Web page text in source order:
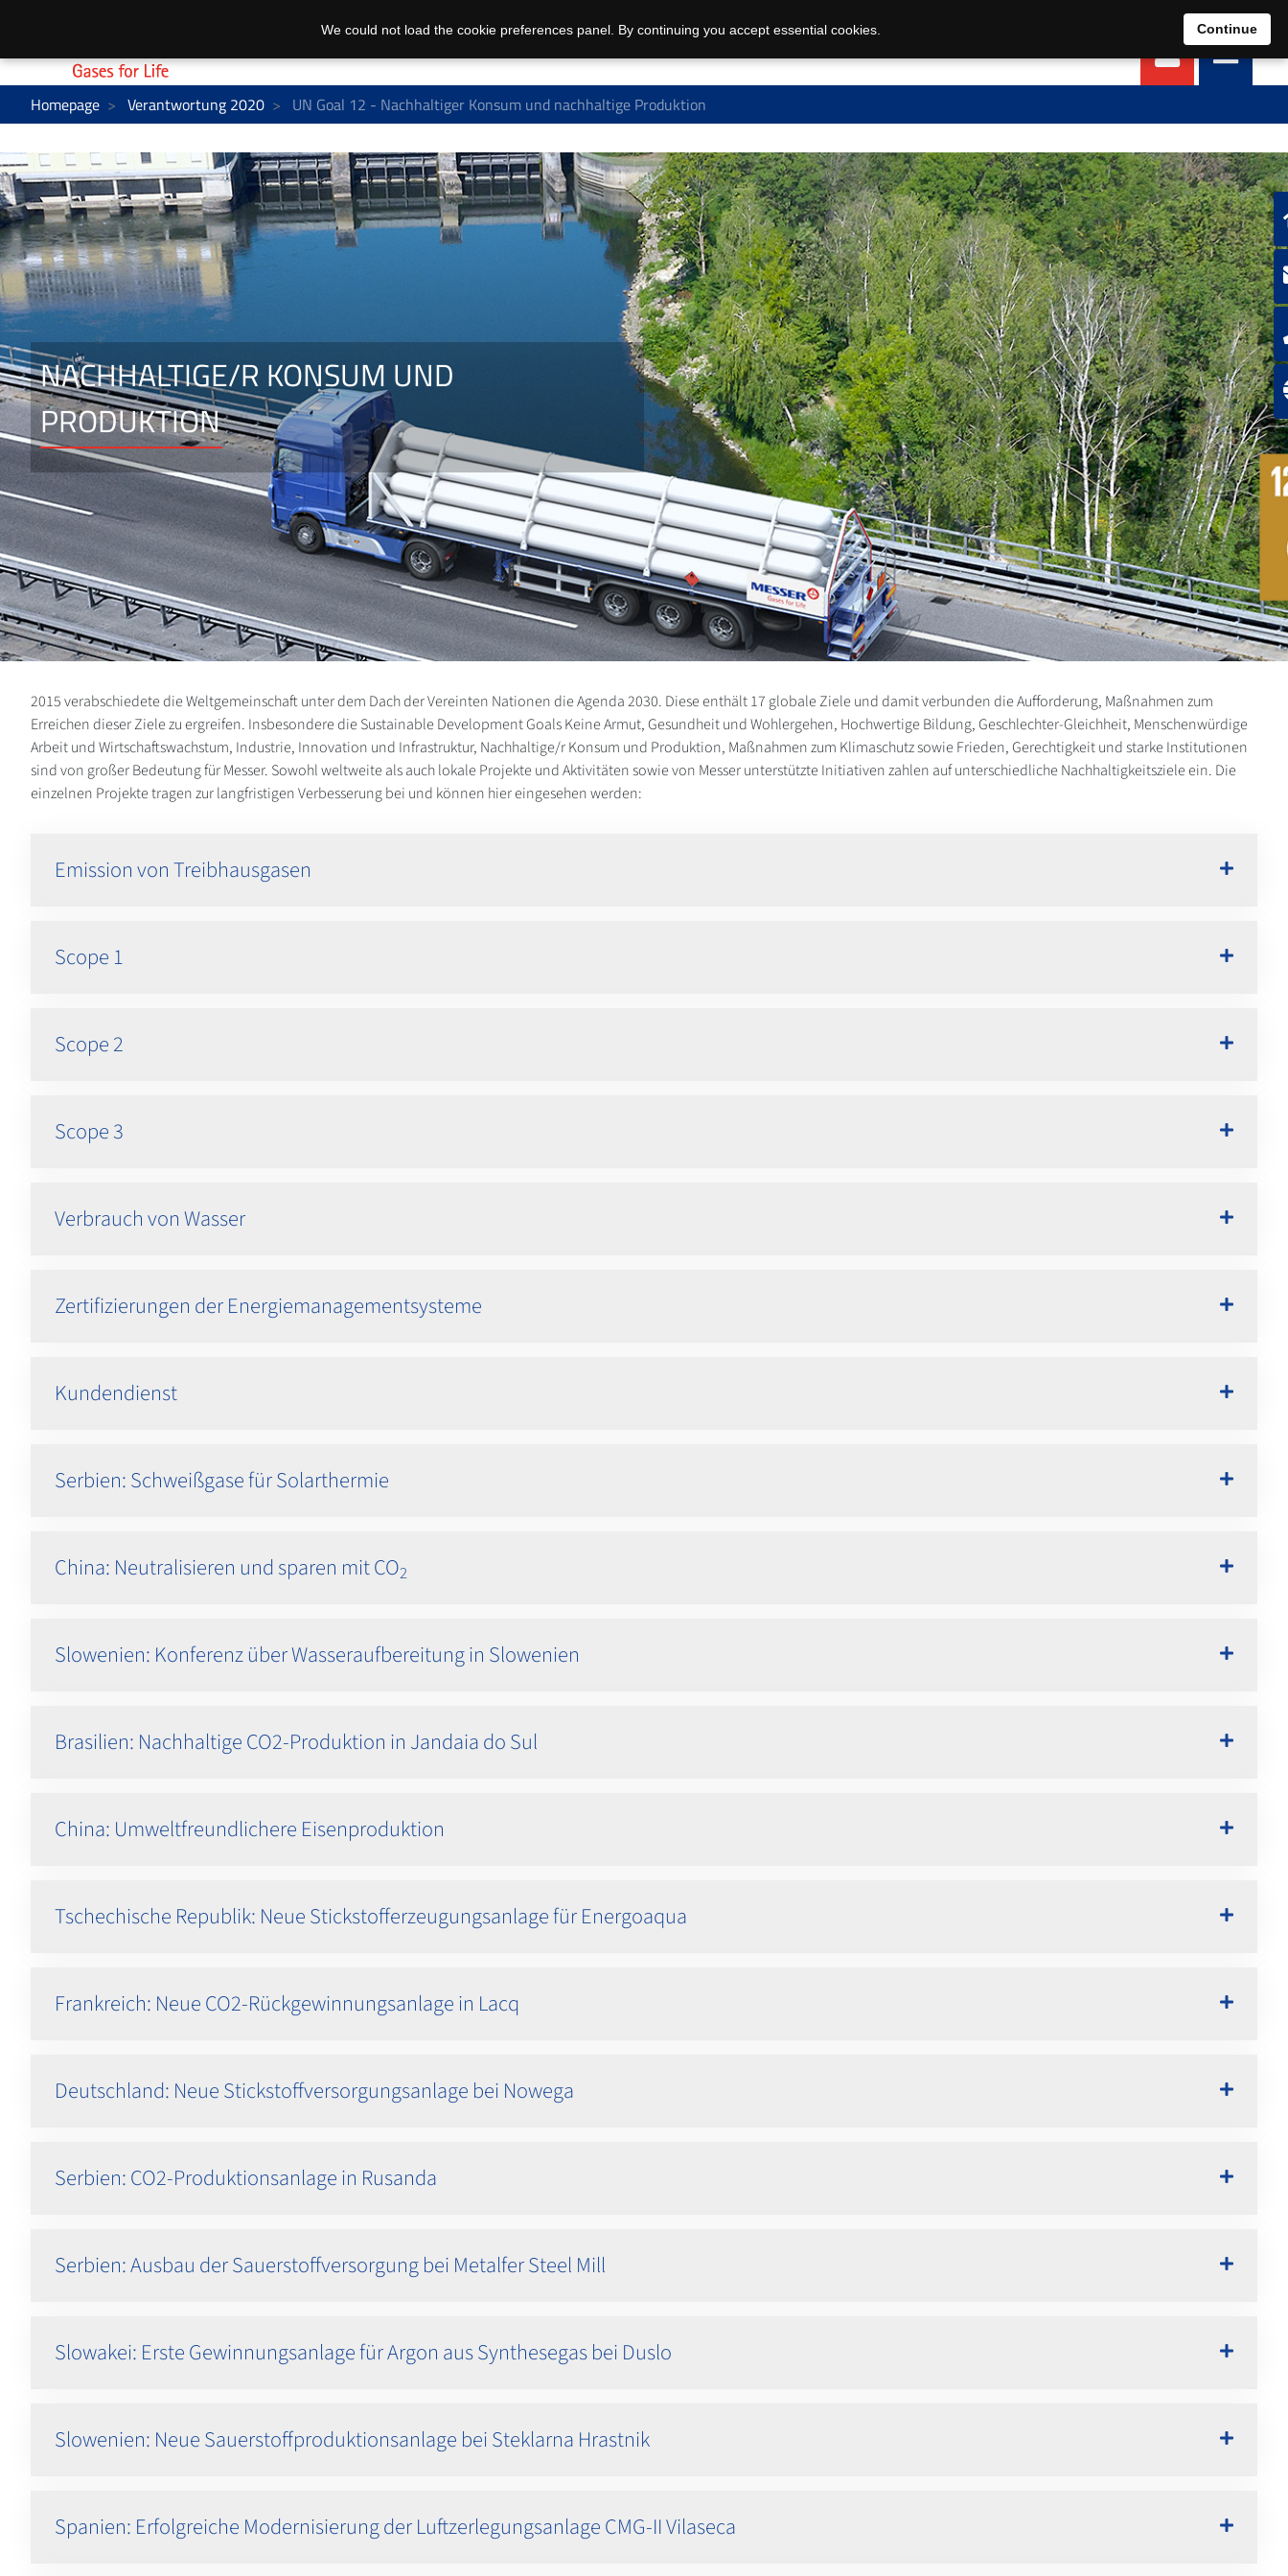
EN DE
Homepage Verantwortung 2020 UN Goal 12 - Nachhaltiger Konsum und nachhaltige Produktion
NACHHALTIGE/R KONSUM UND
PRODUKTION
2015 verabschiedete die Weltgemeinschaft unter dem Dach der Vereinten Nationen die Agenda 2030. Diese enthält 17 globale Ziele und damit verbunden die Aufforderung, Maßnahmen zum
Erreichen dieser Ziele zu ergreifen. Insbesondere die Sustainable Development Goals Keine Armut, Gesundheit und Wohlergehen, Hochwertige Bildung, Geschlechter-Gleichheit, Menschenwürdige
Arbeit und Wirtschaftswachstum, Industrie, Innovation und Infrastruktur, Nachhaltige/r Konsum und Produktion, Maßnahmen zum Klimaschutz sowie Frieden, Gerechtigkeit und starke Institutionen
sind von großer Bedeutung für Messer. Sowohl weltweite als auch lokale Projekte und Aktivitäten sowie von Messer unterstützte Initiativen zahlen auf unterschiedliche Nachhaltigkeitsziele ein. Die
einzelnen Projekte tragen zur langfristigen Verbesserung bei und können hier eingesehen werden:
Emission von Treibhausgasen
Scope 1
Scope 2
Scope 3
Verbrauch von Wasser
Zertifizierungen der Energiemanagementsysteme
Kundendienst
Serbien: Schweißgase für Solarthermie
China: Neutralisieren und sparen mit CO2
Slowenien: Konferenz über Wasseraufbereitung in Slowenien
Brasilien: Nachhaltige CO2-Produktion in Jandaia do Sul
China: Umweltfreundlichere Eisenproduktion
Tschechische Republik: Neue Stickstofferzeugungsanlage für Energoaqua
Frankreich: Neue CO2-Rückgewinnungsanlage in Lacq
Deutschland: Neue Stickstoffversorgungsanlage bei Nowega
Serbien: CO2-Produktionsanlage in Rusanda
Serbien: Ausbau der Sauerstoffversorgung bei Metalfer Steel Mill
Slowakei: Erste Gewinnungsanlage für Argon aus Synthesegas bei Duslo
Slowenien: Neue Sauerstoffproduktionsanlage bei Steklarna Hrastnik
Spanien: Erfolgreiche Modernisierung der Luftzerlegungsanlage CMG-II Vilaseca
We could not load the cookie preferences panel. By continuing you accept essential cookies. Continue